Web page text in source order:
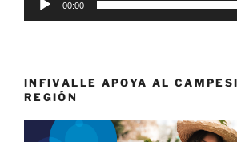
00:00
INFIVALLE APOYA AL
REGIÓN